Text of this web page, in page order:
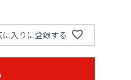
に入りに登録する